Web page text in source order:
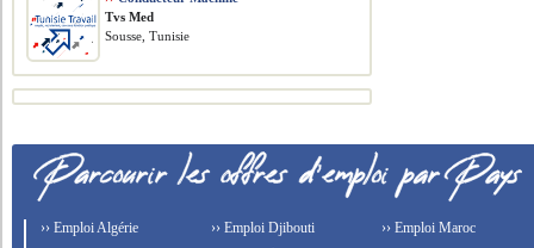
Tvs Med
Sousse, Tunisie
›› Emploi Algérie
›› Emploi Djibouti
›› Emploi Maroc